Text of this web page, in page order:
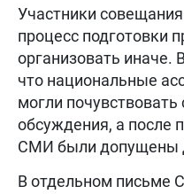
Участники
процесс подготовки
организовать иначе.
что национальные
могли
обсуждения, а после
СМИ были допущены
В отдельном письме